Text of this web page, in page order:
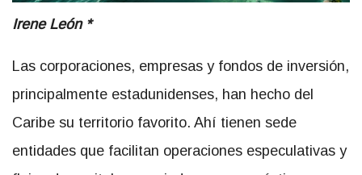
Irene León *
Las corporaciones, empresas y fondos de inversión,
principalmente estadunidenses, han hecho del
Caribe su territorio favorito. Ahí tienen sede
entidades que facilitan operaciones especulativas y